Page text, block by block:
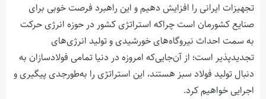
تجهیزات ایرانی را افزایش دهیم و این راهبرد فرصت خوبی برای
صنایع کشورمان است چراکه استراتژی کشور در حوزه انرژی حرکت
به سمت احداث نیروگاه‌های خورشیدی و تولید انرژی‌های
تجدیدپذیر است؛ از آن‌جایی‌که امروزه در دنیا تمامی فولادسازان به
دنبال تولید فولاد سبز هستند، این استراتژی را به‌طورجدی پیگیری و
اجرایی خواهیم کرد.